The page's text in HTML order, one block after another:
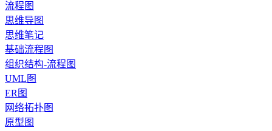
流程图
思维导图
思维笔记
基础流程图
组织结构-流程图
UML图
ER图
网络拓扑图
原型图